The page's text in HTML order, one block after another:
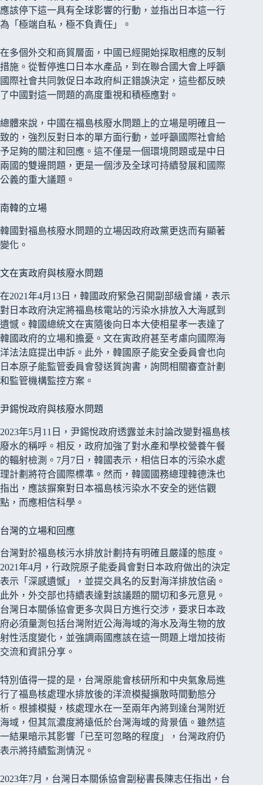
應該停下這一具有全球影響的行動，並指出日本這一行
為「極端自私，極不負責任」。
在多個外交和商貿層面，中國已經開始採取相應的反制
措施。從暫停進口日本水產品，到在聯合國大會上呼籲
國際社會共同敦促日本政府糾正錯誤決定，這些都反映
了中國對這一問題的高度重視和積極應對。
總體來說，中國在福島核廢水問題上的立場是明確且一
致的，強烈反對日本的單方面行動，並呼籲國際社會給
予足夠的關注和回應。這不僅是一個環境問題或是中日
兩國的雙邊問題，更是一個涉及全球可持續發展和國際
公義的重大議題。
南韓的立場
韓國對福島核廢水問題的立場因政府政黨更迭而有顯著
變化。
文在寅政府與核廢水問題
在2021年4月13日，韓國政府緊急召開副部級會議，表示
對日本政府決定將福島核電站的污染水排放入大海感到
遺憾。韓國總統文在寅隨後向日本大使相星孝一表達了
韓國政府的立場和擔憂。文在寅政府甚至考慮向國際海
洋法法庭提出申訴。此外，韓國原子能安全委員會也向
日本原子能監管委員會發送質詢書，詢問相關審查計劃
和監管機構監控方案。
尹錫悅政府與核廢水問題
2023年5月11日，尹錫悅政府透露並未討論改變對福島核
廢水的稱呼。相反，政府加強了對水產和學校營養午餐
的輻射檢測。7月7日，韓國表示，相信日本的污染水處
理計劃將符合國際標準。然而，韓國國務總理韓德洙也
指出，應該摒棄對日本福島核污染水不安全的迷信觀
點，而應相信科學。
台灣的立場和回應
台灣對於福島核污水排放計劃持有明確且嚴謹的態度。
2021年4月，行政院原子能委員會對日本政府做出的決定
表示「深感遺憾」，並提交具名的反對海洋排放信函。
此外，外交部也持續表達對該議題的關切和多元意見。
台灣日本關係協會更多次與日方進行交涉，要求日本政
府必須量測包括台灣附近公海海域的海水及海生物的放
射性活度變化，並強調兩國應該在這一問題上增加技術
交流和資訊分享。
特別值得一提的是，台灣原能會核研所和中央氣象局進
行了福島核處理水排放後的洋流模擬擴散時間動態分
析。根據模擬，核處理水在一至兩年內將到達台灣附近
海域，但其氚濃度將遠低於台灣海域的背景值。雖然這
一結果暗示其影響「已至可忽略的程度」，台灣政府仍
表示將持續監測情況。
2023年7月，台灣日本關係協會副秘書長陳志任指出，台